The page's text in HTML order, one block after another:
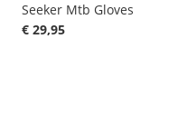
Seeker Mtb Gloves
€ 29,95